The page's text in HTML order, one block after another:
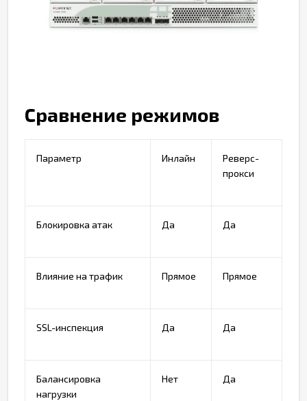
Сравнение режимов
Параметр Инлайн
Реверс-
прокси
Блокировка атак Да Да
Влияние на трафик Прямое Прямое
SSL-инспекция Да Да
Балансировка
нагрузки
Нет Да